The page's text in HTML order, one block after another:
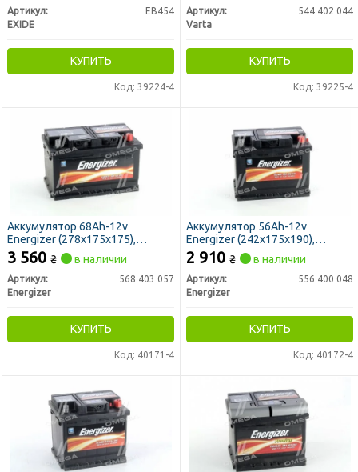
Артикул:
EB454
EXIDE
КУПИТЬ
Код: 39224-4
Артикул:
544 402 044
Varta
КУПИТЬ
Код: 39225-4
Аккумулятор 68Ah-12v
Energizer (278х175х175),
R,EN570
3 560 ₴ в наличии
Артикул:
568 403 057
Energizer
КУПИТЬ
Код: 40171-4
Аккумулятор 56Ah-12v
Energizer (242х175х190),
R,EN480
2 910 ₴ в наличии
Артикул:
556 400 048
Energizer
КУПИТЬ
Код: 40172-4